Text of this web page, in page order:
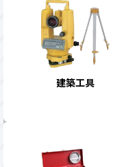
建築工具